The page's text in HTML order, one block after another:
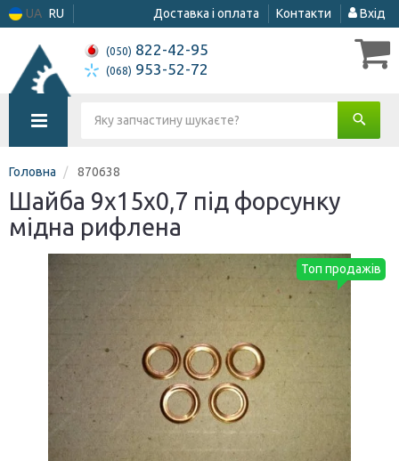
UA RU Доставка і оплата Контакти Вхід
(050) 822-42-95
(068) 953-52-72
Головна 870638
Шайба 9х15х0,7 під форсунку
мідна рифлена
Топ продажів